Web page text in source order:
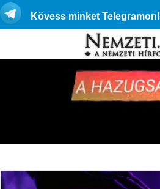
Kövess minket Telegramon!